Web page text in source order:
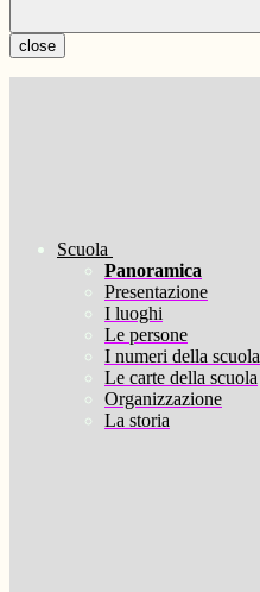
close
Scuola
Panoramica
Presentazione
I luoghi
Le persone
I numeri della scuola
Le carte della scuola
Organizzazione
La storia